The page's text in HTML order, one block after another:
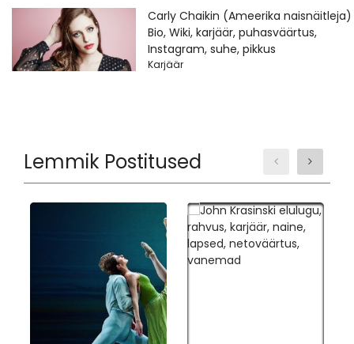
Carly Chaikin (Ameerika naisnäitleja)
Bio, Wiki, karjäär, puhasväärtus,
Instagram, suhe, pikkus
Karjäär
Lemmik Postitused